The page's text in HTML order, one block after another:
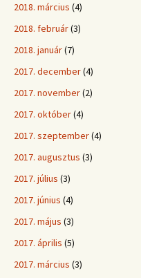
2018. március (4)
2018. február(3)
2018. január(7)
2017. december(4)
2017. november(2)
2017. október(4)
2017. szeptember(4)
2017. augusztus (3)
2017. július (3)
2017. június (4)
2017. május (3)
2017. április (5)
2017. március (3)